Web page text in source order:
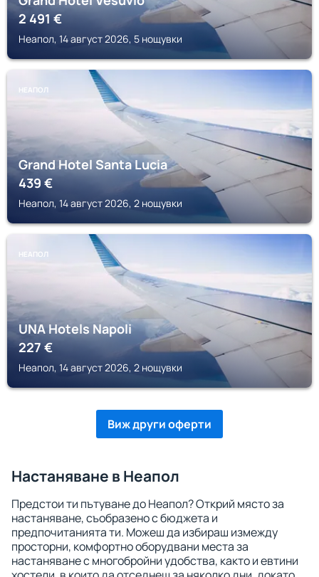
2 491€
Неапол, 14 август 2026, 5 нощувки
НЕАПОЛ
Grand Hotel Santa Lucia
439€
Неапол, 14 август 2026, 2 нощувки
НЕАПОЛ
UNA Hotels Napoli
227€
Неапол, 14 август 2026, 2 нощувки
Виж други оферти
Настаняване в Неапол
Предстои ти пътуване до Неапол? Открий място за
настаняване, съобразено с бюджета и
предпочитанията ти. Можеш да избираш измежду
просторни, комфортно оборудвани места за
настаняване с многобройни удобства, както и евтини